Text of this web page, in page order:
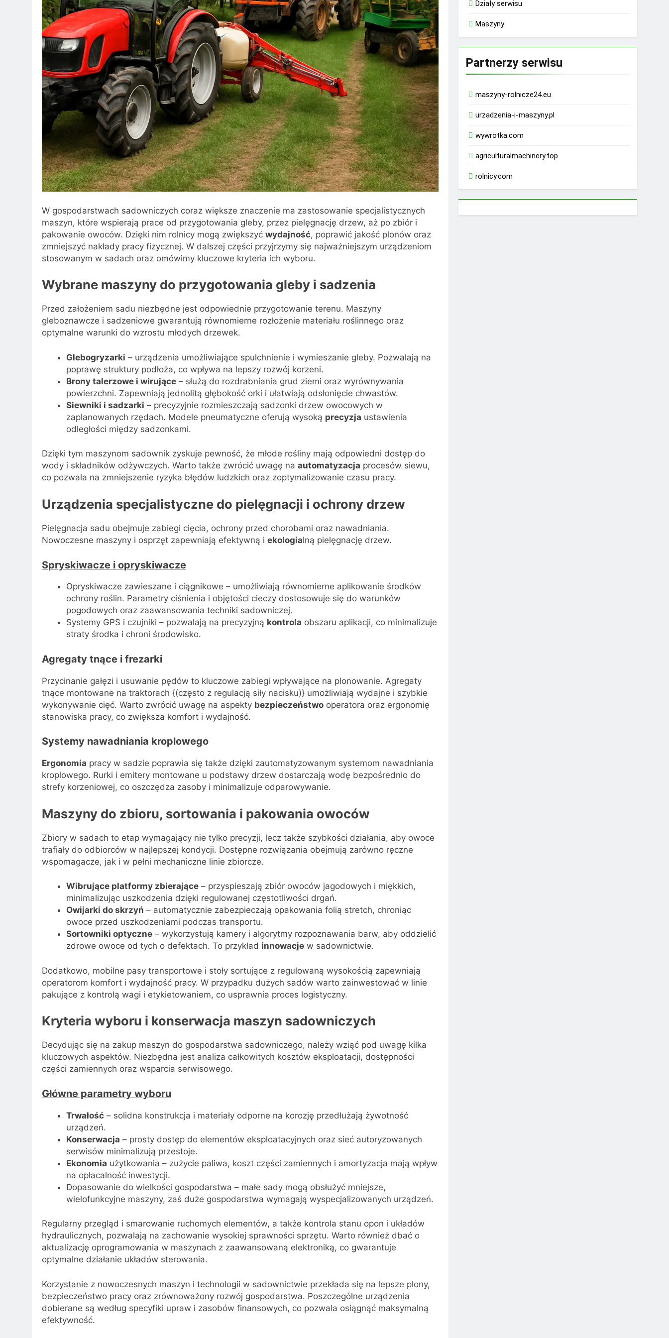
W gospodarstwach sadowniczych coraz większe znaczenie ma zastosowanie specjalistycznych
maszyn, które wspierają prace od przygotowania gleby, przez pielęgnację drzew, aż po zbiór i
pakowanie owoców. Dzięki nim rolnicy mogą zwiększyć wydajność, poprawić jakość plonów oraz
zmniejszyć nakłady pracy fizycznej. W dalszej części przyjrzymy się najważniejszym urządzeniom
stosowanym w sadach oraz omówimy kluczowe kryteria ich wyboru.
Wybrane maszyny do przygotowania gleby i sadzenia
Przed założeniem sadu niezbędne jest odpowiednie przygotowanie terenu. Maszyny
gleboznawcze i sadzeniowe gwarantują równomierne rozłożenie materiału roślinnego oraz
optymalne warunki do wzrostu młodych drzewek.
Glebogryzarki – urządzenia umożliwiające spulchnienie i wymieszanie gleby. Pozwalają na
poprawę struktury podłoża, co wpływa na lepszy rozwój korzeni.
Brony talerzowe i wirujące– służą do rozdrabniania grud ziemi oraz wyrównywania
powierzchni. Zapewniają jednolitą głębokość orki i ułatwiają odsłonięcie chwastów.
Siewniki i sadzarki – precyzyjnie rozmieszczają sadzonki drzew owocowych w
zaplanowanych rzędach. Modele pneumatyczne oferują wysoką precyzja ustawienia
odległości między sadzonkami.
Dzięki tym maszynom sadownik zyskuje pewność, że młode rośliny mają odpowiedni dostęp do
wody i składników odżywczych. Warto także zwrócić uwagę na automatyzacja procesów siewu,
co pozwala na zmniejszenie ryzyka błędów ludzkich oraz zoptymalizowanie czasu pracy.
Urządzenia specjalistyczne do pielęgnacji i ochrony drzew
Pielęgnacja sadu obejmuje zabiegi cięcia, ochrony przed chorobami oraz nawadniania.
Nowoczesne maszyny i osprzęt zapewniają efektywną i ekologialną pielęgnację drzew.
Spryskiwacze i opryskiwacze
Opryskiwacze zawieszane i ciągnikowe – umożliwiają równomierne aplikowanie środków
ochrony roślin. Parametry ciśnienia i objętości cieczy dostosowuje się do warunków
pogodowych oraz zaawansowania techniki sadowniczej.
Systemy GPS i czujniki – pozwalają na precyzyjną kontrola obszaru aplikacji, co minimalizuje
straty środka i chroni środowisko.
Agregaty tnące i frezarki
Przycinanie gałęzi i usuwanie pędów to kluczowe zabiegi wpływające na plonowanie. Agregaty
tnące montowane na traktorach {(często z regulacją siły nacisku)} umożliwiają wydajne i szybkie
wykonywanie cięć. Warto zwrócić uwagę na aspekty bezpieczeństwo operatora oraz ergonomię
stanowiska pracy, co zwiększa komfort i wydajność.
Systemy nawadniania kroplowego
Ergonomia pracy w sadzie poprawia się także dzięki zautomatyzowanym systemom nawadniania
kroplowego. Rurki i emitery montowane u podstawy drzew dostarczają wodę bezpośrednio do
strefy korzeniowej, co oszczędza zasoby i minimalizuje odparowywanie.
Maszyny do zbioru, sortowania i pakowania owoców
Zbiory w sadach to etap wymagający nie tylko precyzji, lecz także szybkości działania, aby owoce
trafiały do odbiorców w najlepszej kondycji. Dostępne rozwiązania obejmują zarówno ręczne
wspomagacze, jak i w pełni mechaniczne linie zbiorcze.
Wibrujące platformy zbierające– przyspieszają zbiór owoców jagodowych i miękkich,
minimalizując uszkodzenia dzięki regulowanej częstotliwości drgań.
Owijarki do skrzyń – automatycznie zabezpieczają opakowania folią stretch, chroniąc
owoce przed uszkodzeniami podczas transportu.
Sortowniki optyczne– wykorzystują kamery i algorytmy rozpoznawania barw, aby oddzielić
zdrowe owoce od tych o defektach. To przykład innowacjew sadownictwie.
Dodatkowo, mobilne pasy transportowe i stoły sortujące z regulowaną wysokością zapewniają
operatorom komfort i wydajność pracy. W przypadku dużych sadów warto zainwestować w linie
pakujące z kontrolą wagi i etykietowaniem, co usprawnia proces logistyczny.
Kryteria wyboru i konserwacja maszyn sadowniczych
Decydując się na zakup maszyn do gospodarstwa sadowniczego, należy wziąć pod uwagę kilka
kluczowych aspektów. Niezbędna jest analiza całkowitych kosztów eksploatacji, dostępności
części zamiennych oraz wsparcia serwisowego.
Główne parametry wyboru
Trwałość– solidna konstrukcja i materiały odporne na korozję przedłużają żywotność
urządzeń.
Konserwacja – prosty dostęp do elementów eksploatacyjnych oraz sieć autoryzowanych
serwisów minimalizują przestoje.
Ekonomia użytkowania – zużycie paliwa, koszt części zamiennych i amortyzacja mają wpływ
na opłacalność inwestycji.
Dopasowanie do wielkości gospodarstwa – małe sady mogą obsłużyć mniejsze,
wielofunkcyjne maszyny, zaś duże gospodarstwa wymagają wyspecjalizowanych urządzeń.
Regularny przegląd i smarowanie ruchomych elementów, a także kontrola stanu opon i układów
hydraulicznych, pozwalają na zachowanie wysokiej sprawności sprzętu. Warto również dbać o
aktualizację oprogramowania w maszynach z zaawansowaną elektroniką, co gwarantuje
optymalne działanie układów sterowania.
Korzystanie z nowoczesnych maszyn i technologii w sadownictwie przekłada się na lepsze plony,
bezpieczeństwo pracy oraz zrównoważony rozwój gospodarstwa. Poszczególne urządzenia
dobierane są według specyfiki upraw i zasobów finansowych, co pozwala osiągnąć maksymalną
efektywność.
Działy serwisu
Maszyny
Partnerzy serwisu
maszyny-rolnicze24.eu
urzadzenia-i-maszyny.pl
wywrotka.com
agriculturalmachinery.top
rolnicy.com
rhino 9000 male enhancement pills reviews